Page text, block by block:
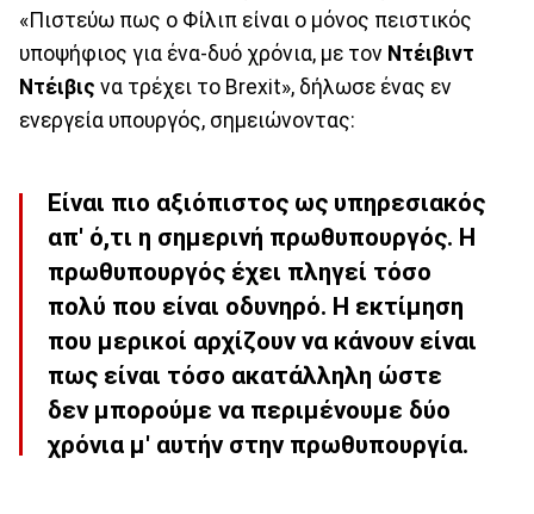
«Πιστεύω πως ο Φίλιπ είναι ο μόνος πειστικός
υποψήφιος για ένα-δυό χρόνια, με τον Ντέιβιντ
Ντέιβις να τρέχει το Brexit», δήλωσε ένας εν
ενεργεία υπουργός, σημειώνοντας:
Είναι πιο αξιόπιστος ως υπηρεσιακός
απ' ό,τι η σημερινή πρωθυπουργός. Η
πρωθυπουργός έχει πληγεί τόσο
πολύ που είναι οδυνηρό. Η εκτίμηση
που μερικοί αρχίζουν να κάνουν είναι
πως είναι τόσο ακατάλληλη ώστε
δεν μπορούμε να περιμένουμε δύο
χρόνια μ' αυτήν στην πρωθυπουργία.